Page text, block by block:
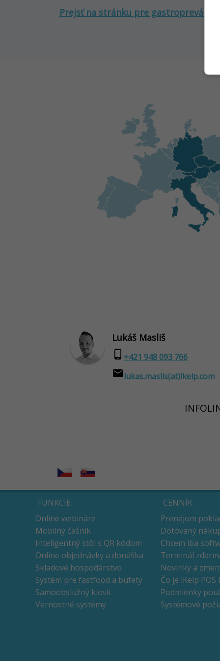
Prejsť na stránku pre
Lukáš Masliš
phone_android +421 948 093 766
emaillukas.maslis(at)ikelp.com
FUNKCIE
Online webináre
Mobilný čašník
Inteligentný stôl s QR kódom
Online objednávky a donáška
Skladové hospodárstvo
Systém pre fastfood a bufety
Samoobslužný kiosk
Vernostné systémy
CENNÍK
Prenájom
Dotovaný
Chcem iba
Terminál
Novinky a
Čo je iKelp
Podmienky
Systémové